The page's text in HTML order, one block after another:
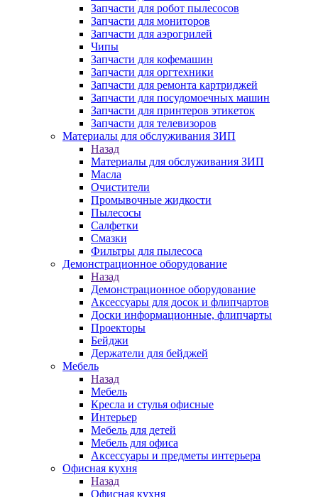
Запчасти для робот пылесосов
Запчасти для мониторов
Запчасти для аэрогрилей
Чипы
Запчасти для кофемашин
Запчасти для оргтехники
Запчасти для ремонта картриджей
Запчасти для посудомоечных машин
Запчасти для принтеров этикеток
Запчасти для телевизоров
Материалы для обслуживания ЗИП
Назад
Материалы для обслуживания ЗИП
Масла
Очистители
Промывочные жидкости
Пылесосы
Салфетки
Смазки
Фильтры для пылесоса
Демонстрационное оборудование
Назад
Демонстрационное оборудование
Аксессуары для досок и флипчартов
Доски информационные, флипчарты
Проекторы
Бейджи
Держатели для бейджей
Мебель
Назад
Мебель
Кресла и стулья офисные
Интерьер
Мебель для детей
Мебель для офиса
Аксессуары и предметы интерьера
Офисная кухня
Назад
Офисная кухня